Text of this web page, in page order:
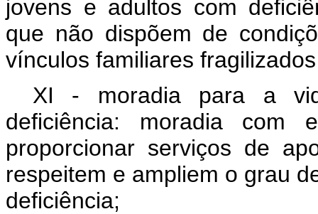
jovens e adultos com
que não dispõem de
vínculos familiares
XI - moradia para a
deficiência: moradia com
proporcionar serviços de
respeitem e ampliem o grau
deficiência;